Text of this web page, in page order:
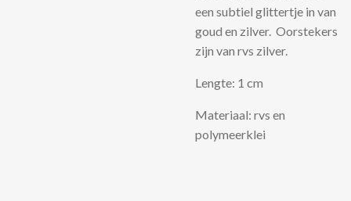
een subtiel glittertje in van
goud en zilver. Oorstekers
zijn van rvs zilver.
Lengte: 1 cm
Materiaal: rvs en
polymeerklei